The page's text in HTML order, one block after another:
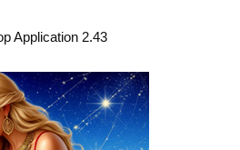
Application 2.43